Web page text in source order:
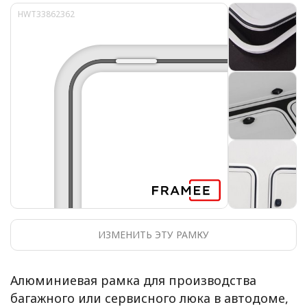
HWT33862362
ИЗМЕНИТЬ ЭТУ РАМКУ
Алюминиевая рамка для производства
багажного или сервисного люка в автодоме,